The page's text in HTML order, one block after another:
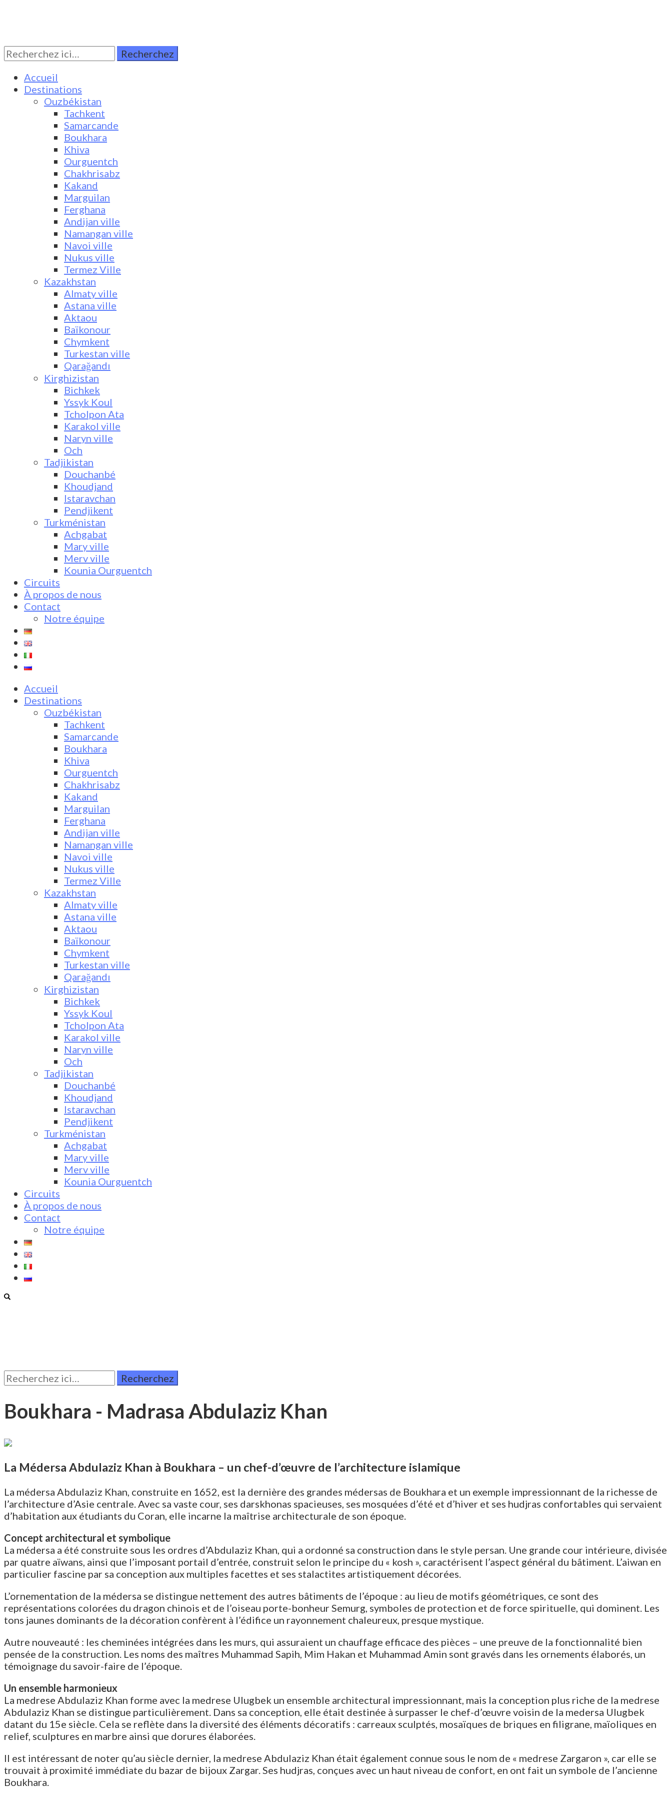
Turkestan Travel
Discover Central Asia
Rechercher:
Accueil
Destinations
Ouzbékistan
Tachkent
Samarcande
Boukhara
Khiva
Ourguentch
Chakhrisabz
Kakand
Marguilan
Ferghana
Andijan ville
Namangan ville
Navoi ville
Nukus ville
Termez Ville
Kazakhstan
Almaty ville
Astana ville
Aktaou
Baïkonour
Chymkent
Turkestan ville
Qarağandı
Kirghizistan
Bichkek
Yssyk Koul
Tcholpon Ata
Karakol ville
Naryn ville
Och
Tadjikistan
Douchanbé
Khoudjand
Istaravchan
Pendjikent
Turkménistan
Achgabat
Mary ville
Merv ville
Kounia Ourguentch
Circuits
À propos de nous
Contact
Notre équipe
Accueil
Destinations
Ouzbékistan
Tachkent
Samarcande
Boukhara
Khiva
Ourguentch
Chakhrisabz
Kakand
Marguilan
Ferghana
Andijan ville
Namangan ville
Navoi ville
Nukus ville
Termez Ville
Kazakhstan
Almaty ville
Astana ville
Aktaou
Baïkonour
Chymkent
Turkestan ville
Qarağandı
Kirghizistan
Bichkek
Yssyk Koul
Tcholpon Ata
Karakol ville
Naryn ville
Och
Tadjikistan
Douchanbé
Khoudjand
Istaravchan
Pendjikent
Turkménistan
Achgabat
Mary ville
Merv ville
Kounia Ourguentch
Circuits
À propos de nous
Contact
Notre équipe
Rechercher:
Boukhara - Madrasa Abdulaziz Khan
La Médersa Abdulaziz Khan à Boukhara – un chef-d’œuvre de l’architecture islamique
La médersa Abdulaziz Khan, construite en 1652, est la dernière des grandes médersas de Boukhara et un exemple impressionnant de la richesse de
l’architecture d’Asie centrale. Avec sa vaste cour, ses darskhonas spacieuses, ses mosquées d’été et d’hiver et ses hudjras confortables qui servaient
d’habitation aux étudiants du Coran, elle incarne la maîtrise architecturale de son époque.
Concept architectural et symbolique
La médersa a été construite sous les ordres d’Abdulaziz Khan, qui a ordonné sa construction dans le style persan. Une grande cour intérieure, divisée
par quatre aïwans, ainsi que l’imposant portail d’entrée, construit selon le principe du « kosh », caractérisent l’aspect général du bâtiment. L’aiwan en
particulier fascine par sa conception aux multiples facettes et ses stalactites artistiquement décorées.
L’ornementation de la médersa se distingue nettement des autres bâtiments de l’époque : au lieu de motifs géométriques, ce sont des
représentations colorées du dragon chinois et de l’oiseau porte-bonheur Semurg, symboles de protection et de force spirituelle, qui dominent. Les
tons jaunes dominants de la décoration confèrent à l’édifice un rayonnement chaleureux, presque mystique.
Autre nouveauté : les cheminées intégrées dans les murs, qui assuraient un chauffage efficace des pièces – une preuve de la fonctionnalité bien
pensée de la construction. Les noms des maîtres Muhammad Sapih, Mim Hakan et Muhammad Amin sont gravés dans les ornements élaborés, un
témoignage du savoir-faire de l’époque.
Un ensemble harmonieux
La medrese Abdulaziz Khan forme avec la medrese Ulugbek un ensemble architectural impressionnant, mais la conception plus riche de la medrese
Abdulaziz Khan se distingue particulièrement. Dans sa conception, elle était destinée à surpasser le chef-d’œuvre voisin de la medersa Ulugbek
datant du 15e siècle. Cela se reflète dans la diversité des éléments décoratifs : carreaux sculptés, mosaïques de briques en filigrane, maïoliques en
relief, sculptures en marbre ainsi que dorures élaborées.
Il est intéressant de noter qu’au siècle dernier, la medrese Abdulaziz Khan était également connue sous le nom de « medrese Zargaron », car elle se
trouvait à proximité immédiate du bazar de bijoux Zargar. Ses hudjras, conçues avec un haut niveau de confort, en ont fait un symbole de l’ancienne
Boukhara.